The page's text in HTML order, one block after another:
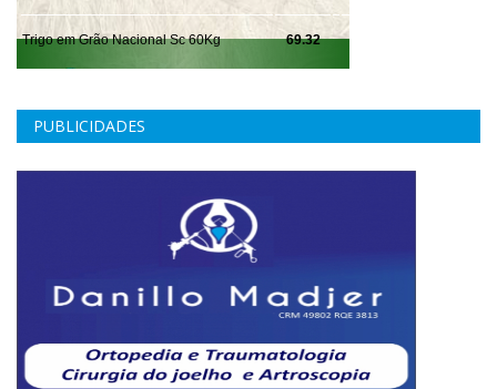
PUBLICIDADES